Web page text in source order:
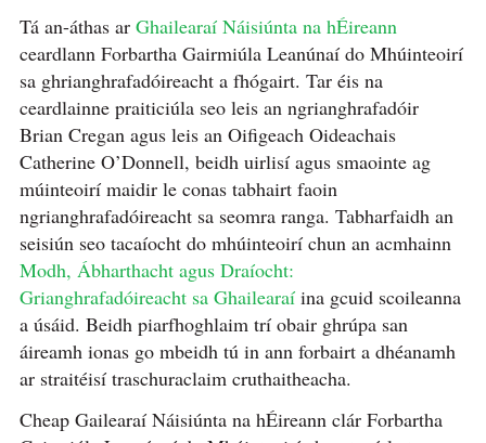
Tá an-áthas ar Ghailearaí Náisiúnta na hÉireann
ceardlann Forbartha Gairmiúla Leanúnaí do Mhúinteoirí
sa ghrianghrafadóireacht a fhógairt. Tar éis na
ceardlainne praiticiúla seo leis an ngrianghrafadóir
Brian Cregan agus leis an Oifigeach Oideachais
Catherine O’Donnell, beidh uirlisí agus smaointe ag
múinteoirí maidir le conas tabhairt faoin
ngrianghrafadóireacht sa seomra ranga. Tabharfaidh an
seisiún seo tacaíocht do mhúinteoirí chun an acmhainn
Modh, Ábharthacht agus Draíocht:
Grianghrafadóireacht sa Ghailearaíina gcuid scoileanna
a úsáid. Beidh piarfhoghlaim trí obair ghrúpa san
áireamh ionas go mbeidh tú in ann forbairt a dhéanamh
ar straitéisí traschuraclaim cruthaitheacha.
Cheap Gailearaí Náisiúnta na hÉireann clár Forbartha